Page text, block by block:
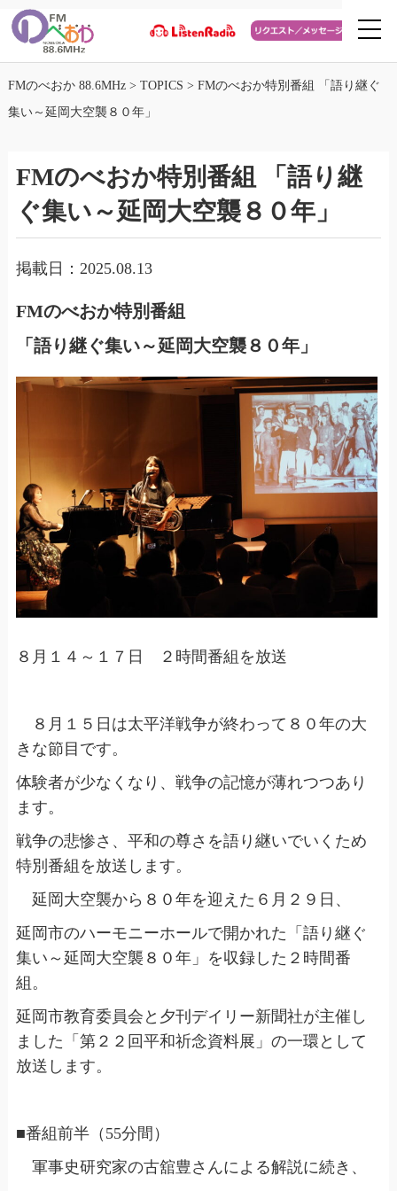
FMのべおか 88.6MHz> TOPICS > FMのべおか特別番組 「語り継ぐ
集い～延岡大空襲８０年」
FMのべおか特別番組 「語り継
ぐ集い～延岡大空襲８０年」
掲載日：2025.08.13
FMのべおか特別番組
「語り継ぐ集い～延岡大空襲８０年」
８月１４～１７日 ２時間番組を放送
８月１５日は太平洋戦争が終わって８０年の大
きな節目です。
体験者が少なくなり、戦争の記憶が薄れつつあり
ます。
戦争の悲惨さ、平和の尊さを語り継いでいくため
特別番組を放送します。
延岡大空襲から８０年を迎えた６月２９日、
延岡市のハーモニーホールで開かれた「語り継ぐ
集い～延岡大空襲８０年」を収録した２時間番
組。
延岡市教育委員会と夕刊デイリー新聞社が主催し
ました「第２２回平和祈念資料展」の一環として
放送します。
■番組前半（55分間）
軍事史研究家の古舘豊さんによる解説に続き、